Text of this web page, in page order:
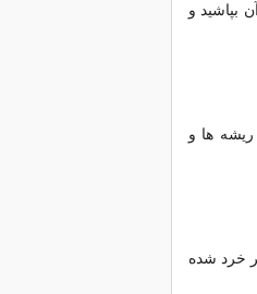
بپاشید و
کنید، 3-2 بار بشویید، ریشه ها و
خرد شده